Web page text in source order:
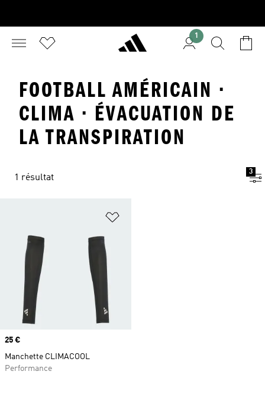
1
FOOTBALL AMÉRICAIN ·
CLIMA · ÉVACUATION DE
LA TRANSPIRATION
1 résultat
3
Prix
25 €
Manchette CLIMACOOL
Performance